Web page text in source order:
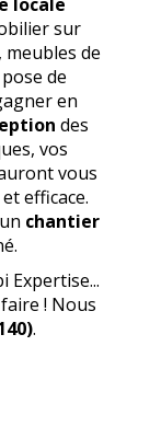
sur
meubles de
de
en
des
vos
vous
efficace.
chantier
Expertise...
! Nous
.